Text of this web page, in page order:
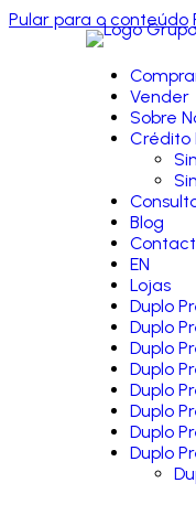
Pular para o conteúdo
Vender
Sobre
Crédito
Blog
EN
Lojas
Duplo
Duplo
Duplo
Duplo
Duplo
Duplo
Duplo
Duplo